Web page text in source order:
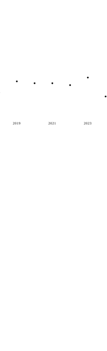
2019 2021 2023